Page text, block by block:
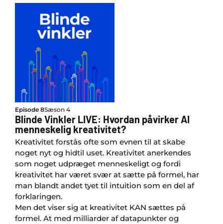
Episode 8Sæson 4
Blinde Vinkler LIVE: Hvordan påvirker AI
menneskelig kreativitet?
Kreativitet forstås ofte som evnen til at skabe
noget nyt og hidtil uset. Kreativitet anerkendes
som noget udpræget menneskeligt og fordi
kreativitet har været svær at sætte på formel, har
man blandt andet tyet til intuition som en del af
forklaringen.
Men det viser sig at kreativitet KAN sættes på
formel. At med milliarder af datapunkter og